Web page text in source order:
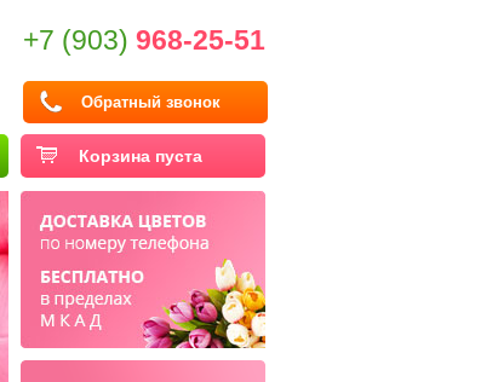
+7 (903) 968-25-51
Обратный звонок
Корзина пуста